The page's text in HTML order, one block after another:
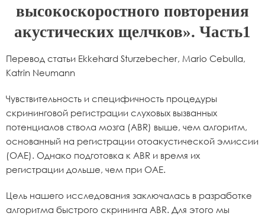
высокоскоростного повторения
акустических щелчков». Часть1
Перевод статьи Ekkehard Sturzebecher, Mario Cebulla,
Katrin Neumann
Чувствительность и специфичность процедуры
скрининговой регистрации слуховых вызванных
потенциалов ствола мозга (ABR) выше, чем алгоритм,
основанный на регистрации отоакустической эмиссии
(OAE). Однако подготовка к ABR и время их
регистрации дольше, чем при OAE.
Цель нашего исследования заключалась в разработке
алгоритма быстрого скрининга ABR. Для этого мы